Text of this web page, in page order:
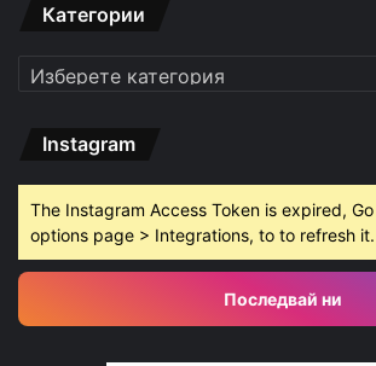
Категории
Категории
Instagram
The Instagram Access Token is expired,
options page > Integrations, to to refresh it.
Последвай ни